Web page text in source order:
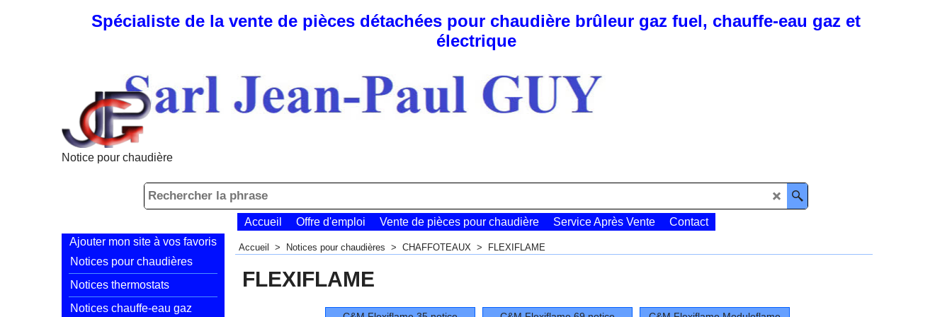
Spécialiste de la vente de pièces détachées pour chaudière brûleur gaz fuel, chauffe-eau gaz et
électrique
Notice pour chaudière
Accueil Offre d'emploi Vente de pièces pour chaudière Service Après Vente
Contact
Ajouter mon site à vos favoris
Notices pour chaudières
Notices thermostats
Notices chauffe-eau gaz
Accueil > Notices pour chaudières > CHAFFOTEAUX > FLEXIFLAME
FLEXIFLAME